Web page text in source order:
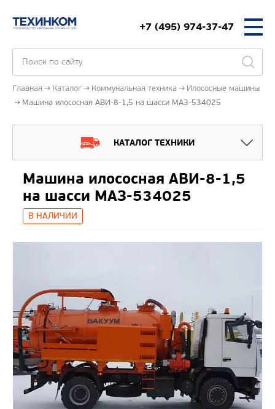
+7 (495) 974-37-47
Главная Каталог Коммунальная техника
Илососные машины
Машина илососная АВИ-8-1,5 на шасси МАЗ-534025
КАТАЛОГ ТЕХНИКИ
Машина илососная АВИ-8-1,5
на шасси МАЗ-534025
В НАЛИЧИИ